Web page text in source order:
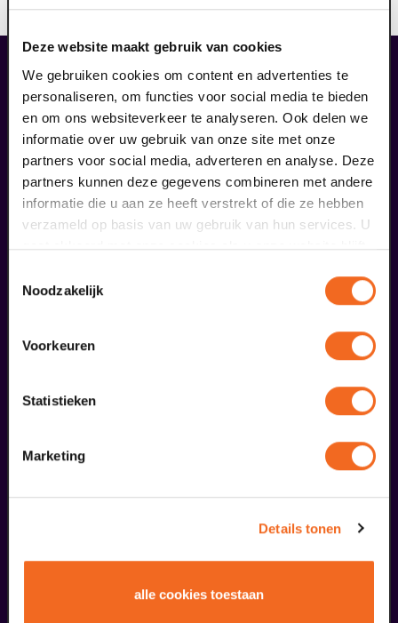
Deze website maakt gebruik van cookies
We gebruiken cookies om content en advertenties te
personaliseren, om functies voor social media te bieden
en om ons websiteverkeer te analyseren. Ook delen we
informatie over uw gebruik van onze site met onze
partners voor social media, adverteren en analyse. Deze
partners kunnen deze gegevens combineren met andere
informatie die u aan ze heeft verstrekt of die ze hebben
verzameld op basis van uw gebruik van hun services. U
gaat akkoord met onze cookies als u onze website blijft
Noodzakelijk
Voorkeuren
Statistieken
Marketing
Details tonen
alle cookies toestaan
liefhebbers bestelden ook...
18
Paradisum
reprise
23